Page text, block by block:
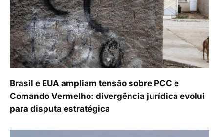
Brasil e EUA ampliam tensão sobre PCC e
Comando Vermelho: divergência jurídica evolui
para disputa estratégica